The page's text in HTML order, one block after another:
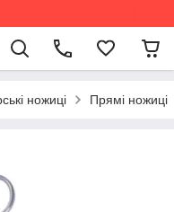
ножиці Прямі ножиці